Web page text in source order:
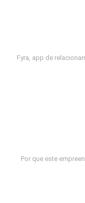
Fyra, app de
Por que este